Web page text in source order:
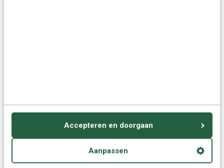
Accepteren en doorgaan
Aanpassen
ongemakkelijke stiltes tot het verleden behoren.
Listen & Play (Luistermodus)
De Listen & Play-modus van de Timekettle W4 maakt het